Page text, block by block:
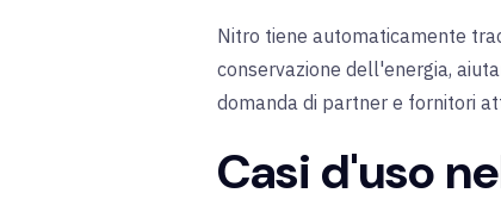
Nitro tiene automaticamente
conservazione dell'energia,
domanda di partner e fornitori
Casi d'uso